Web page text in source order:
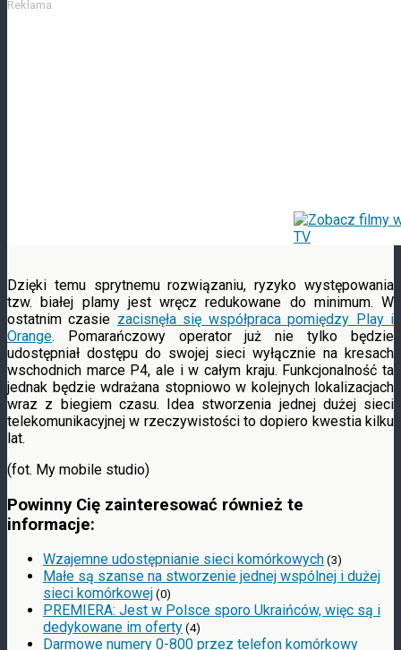
Reklama
Dzięki temu sprytnemu rozwiązaniu, ryzyko występowania
tzw. białej plamy jest wręcz redukowane do minimum. W
ostatnim czasie zacisnęła się współpraca pomiędzy Play i
Orange. Pomarańczowy operator już nie tylko będzie
udostępniał dostępu do swojej sieci wyłącznie na kresach
wschodnich marce P4, ale i w całym kraju. Funkcjonalność ta
jednak będzie wdrażana stopniowo w kolejnych lokalizacjach
wraz z biegiem czasu. Idea stworzenia jednej dużej sieci
telekomunikacyjnej w rzeczywistości to dopiero kwestia kilku
lat.
(fot. My mobile studio)
Powinny Cię zainteresować również te
informacje:
Wzajemne udostępnianie sieci komórkowych (3)
Małe są szanse na stworzenie jednej wspólnej i dużej
sieci komórkowej (0)
PREMIERA: Jest w Polsce sporo Ukraińców, więc są i
dedykowane im oferty (4)
Darmowe numery 0-800 przez telefon komórkowy